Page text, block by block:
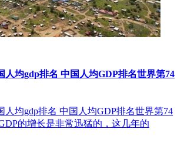
人均gdp排名 中国人均GDP排名世界第74
人均gdp排名 中国人均GDP排名世界第74
的增长是非常迅猛的，这几年的